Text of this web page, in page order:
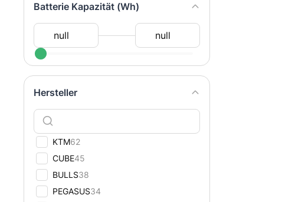
Batterie Kapazität (Wh)
Hersteller
KTM62
CUBE45
BULLS38
PEGASUS34